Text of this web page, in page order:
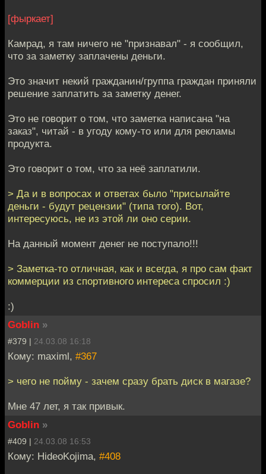
[фыркает]
Камрад, я там ничего не "признавал" - я сообщил,
что за заметку заплачены деньги.
Это значит некий гражданин/группа граждан приняли
решение заплатить за заметку денег.
Это не говорит о том, что заметка написана "на
заказ", читай - в угоду кому-то или для рекламы
продукта.
Это говорит о том, что за неё заплатили.
> Да и в вопросах и ответах было "присылайте
деньги - будут рецензии" (типа того). Вот,
интересуюсь, не из этой ли оно серии.
На данный момент денег не поступало!!!
> Заметка-то отличная, как и всегда, я про сам факт
коммерции из спортивного интереса спросил :)
:)
Goblin »
#379 | 24.03.08 16:18
Кому: maximl, #367
> чего не пойму - зачем сразу брать диск в магазе?
Мне 47 лет, я так привык.
Goblin »
#409 | 24.03.08 16:53
Кому: HideoKojima, #408